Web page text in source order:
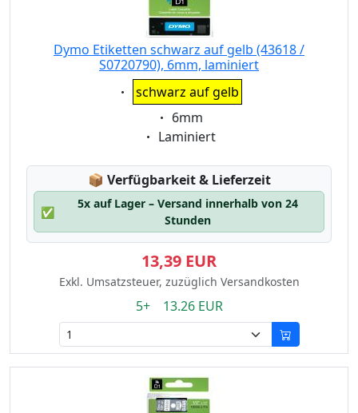
Dymo Etiketten schwarz auf gelb (43618 /
S0720790), 6mm, laminiert
Eigenschaft:
schwarz auf gelb
Eigenschaft:
6mm
Eigenschaft:
Laminiert
📦 Lagerstatus:
Verfügbarkeit & Lieferzeit
✅
5x auf Lager – Versand innerhalb von 24
Stunden
13,39 EUR
Exkl. Umsatzsteuer, zuzüglich Versandkosten
5+ 13.26 EUR